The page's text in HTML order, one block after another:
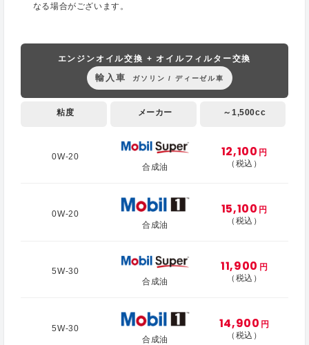
なる場合がございます。
エンジンオイル交換 + オイルフィルター交換
輸入車 ガソリン / ディーゼル車
粘度 メーカー ～1,500cc
0W-20
合成油
12,100 円
（税込）
0W-20
合成油
15,100 円
（税込）
5W-30
合成油
11,900 円
（税込）
5W-30
合成油
14,900 円
（税込）